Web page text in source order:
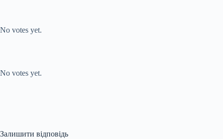
No votes yet.
No votes yet.
Залишити відповідь